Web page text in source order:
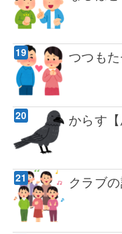
つつも
からす
クラブ